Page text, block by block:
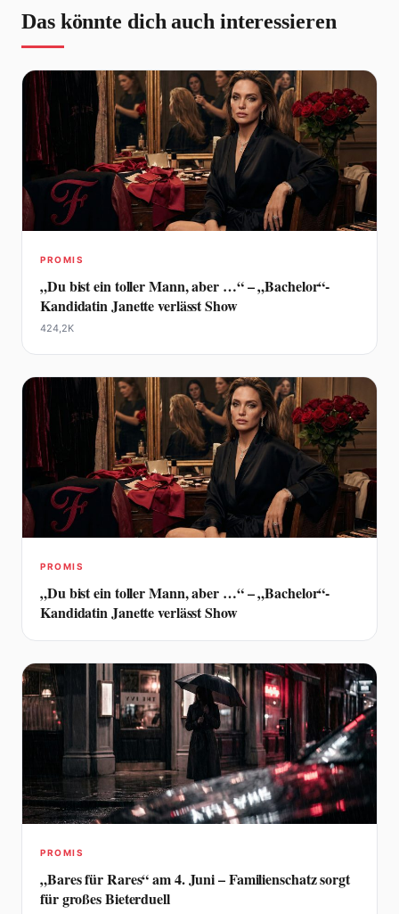
Das könnte dich auch interessieren
PROMIS
„Du bist ein toller Mann, aber …“ – „Bachelor“-
Kandidatin Janette verlässt Show
424,2K
PROMIS
„Du bist ein toller Mann, aber …“ – „Bachelor“-
Kandidatin Janette verlässt Show
PROMIS
„Bares für Rares“ am 4. Juni – Familienschatz sorgt
für großes Bieterduell